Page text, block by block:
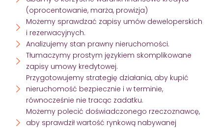
(oprocentowanie, marża, prowizja)
Możemy sprawdzać zapisy umów deweloperskich
i rezerwacyjnych.
Analizujemy stan prawny nieruchomości.
Tłumaczymy prostym językiem skomplikowane
zapisy umowy kredytowej.
Przygotowujemy strategię działania, aby kupić
nieruchomość bezpiecznie i w terminie,
równocześnie nie tracąc zadatku.
Możemy polecić doświadczonego rzeczoznawcę,
aby sprawdził wartość rynkową nabywanej